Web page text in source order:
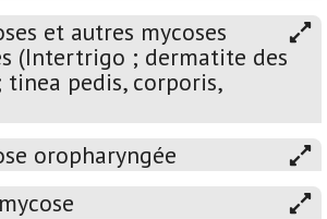
et autres mycoses
(Intertrigo ; dermatite des
tinea pedis, corporis,
oropharyngée